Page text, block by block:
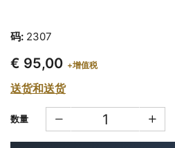
码: 2307
€ 95,00 +增值税
送货和送货
数量